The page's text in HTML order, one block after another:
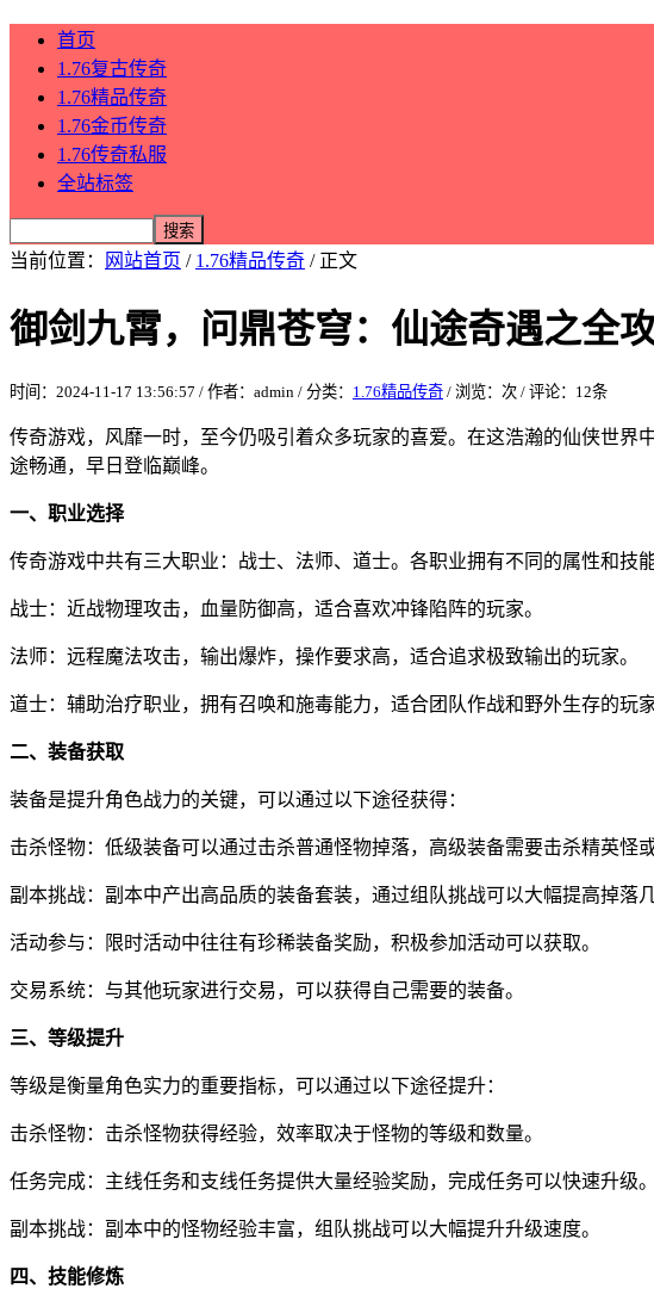
首页
1.76复古传奇
1.76精品传奇
1.76金币传奇
1.76传奇私服
全站标签
当前位置： 网站首页 / 1.76精品传奇 / 正文
御剑九霄，问鼎苍穹：仙途奇遇之全
时间：2024-11-17 13:56:57 / 作者：admin / 分类： 1.76精品传奇 / 浏览： 次 / 评论：12条
传奇游戏，风靡一时，至今仍吸引着众多玩家的喜爱。在这浩瀚的仙侠世
途畅通，早日登临巅峰。
一、职业选择
传奇游戏中共有三大职业：战士、法师、道士。各职业拥有不同的属性和技
战士：近战物理攻击，血量防御高，适合喜欢冲锋陷阵的玩家。
法师：远程魔法攻击，输出爆炸，操作要求高，适合追求极致输出的玩家。
道士：辅助治疗职业，拥有召唤和施毒能力，适合团队作战和野外生存的玩家
二、装备获取
装备是提升角色战力的关键，可以通过以下途径获得：
击杀怪物：低级装备可以通过击杀普通怪物掉落，高级装备需要击杀精英怪或
副本挑战：副本中产出高品质的装备套装，通过组队挑战可以大幅提高掉落几
活动参与：限时活动中往往有珍稀装备奖励，积极参加活动可以获取。
交易系统：与其他玩家进行交易，可以获得自己需要的装备。
三、等级提升
等级是衡量角色实力的重要指标，可以通过以下途径提升：
击杀怪物：击杀怪物获得经验，效率取决于怪物的等级和数量。
任务完成：主线任务和支线任务提供大量经验奖励，完成任务可以快速升级。
副本挑战：副本中的怪物经验丰富，组队挑战可以大幅提升升级速度。
四、技能修炼